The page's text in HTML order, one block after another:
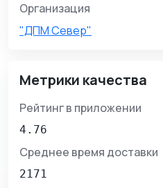
Организация
"ДПМ Север"
Метрики качества
Рейтинг в приложении
4.76
Среднее время доставки
2171